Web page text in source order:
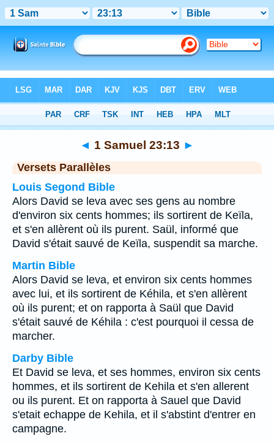
Chapitre 23 > Verset 13
◄ 1 Samuel 23:13 ►
Versets Parallèles
Louis Segond Bible
Alors David se leva avec ses gens au nombre
d'environ six cents hommes; ils sortirent de Keïla,
et s'en allèrent où ils purent. Saül, informé que
David s'était sauvé de Keïla, suspendit sa marche.
Martin Bible
Alors David se leva, et environ six cents hommes
avec lui, et ils sortirent de Kéhila, et s'en allèrent
où ils purent; et on rapporta à Saül que David
s'était sauvé de Kéhila : c'est pourquoi il cessa de
marcher.
Darby Bible
Et David se leva, et ses hommes, environ six cents
hommes, et ils sortirent de Kehila et s'en allerent
ou ils purent. Et on rapporta à Sauel que David
s'etait echappe de Kehila, et il s'abstint d'entrer en
campagne.